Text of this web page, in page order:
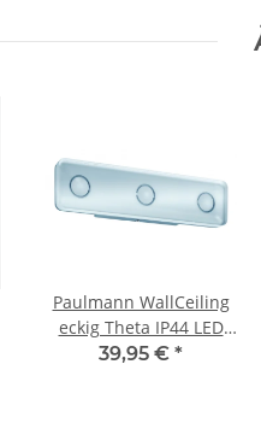
Paulmann WallCeiling
eckig Theta IP44 LED
13,5W Alu eloxiert/Klar
39,95 € *